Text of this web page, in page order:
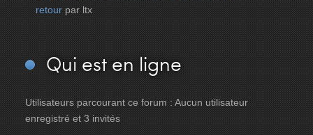
retour par ltx
Qui est en ligne
Utilisateurs parcourant ce forum : Aucun utilisateur
enregistré et 3 invités